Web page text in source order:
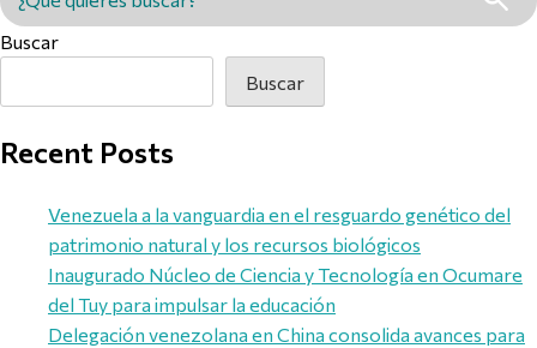
Buscar en MINCYT
Buscar
Buscar
Recent Posts
Venezuela a la vanguardia en el resguardo genético del
patrimonio natural y los recursos biológicos
Inaugurado Núcleo de Ciencia y Tecnología en Ocumare
del Tuy para impulsar la educación
Delegación venezolana en China consolida avances para